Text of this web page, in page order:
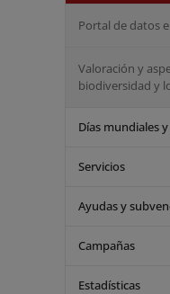
Portal de datos
Valoración y
biodiversidad y
Días mundiales
Servicios
Ayudas y
Campañas
Estadísticas